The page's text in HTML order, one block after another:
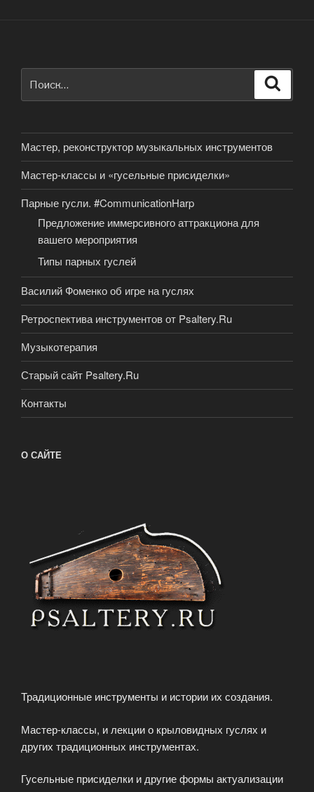
Мастер, реконструктор музыкальных инструментов
Мастер-классы и «гусельные присиделки»
Парные гусли. #CommunicationHarp
Предложение иммерсивного аттракциона для
вашего мероприятия
Типы парных гуслей
Василий Фоменко об игре на гуслях
Ретроспектива инструментов от Psaltery.Ru
Музыкотерапия
Старый сайт Psaltery.Ru
Контакты
О САЙТЕ
Традиционные инструменты и истории их создания.
Мастер-классы, и лекции о крыловидных гуслях и
других традиционных инструментах.
Гусельные присиделки и другие формы актуализации